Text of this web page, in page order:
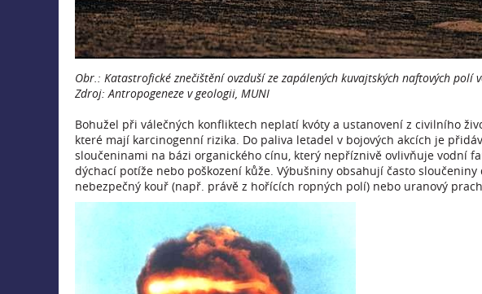
Obr.: Katastrofické znečištění ovzduší ze zapálených kuvajtských naftových polí
Zdroj: Antropogeneze v geologii, MUNI
Bohužel při válečných konfliktech neplatí kvóty a ustanovení z civilního
které mají karcinogenní rizika. Do paliva letadel v bojových akcích je
sloučeninami na bázi organického cínu, který nepříznivě ovlivňuje vodní
dýchací potíže nebo poškození kůže. Výbušniny obsahují často
nebezpečný kouř (např. právě z hořících ropných polí) nebo uranový